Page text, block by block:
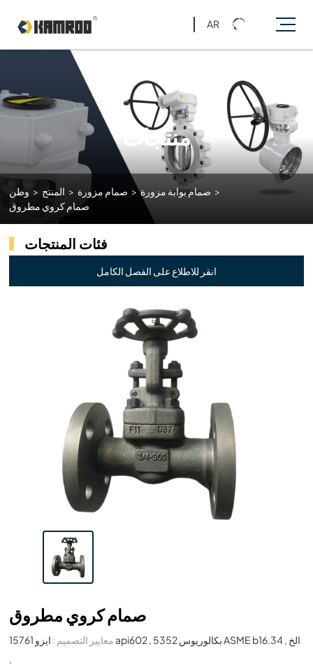
AR
منتجات
وطن > المنتج > صمام مزورة > صمام بوابة مزورة >
صمام كروي مطروق
فئات المنتجات
انقر للاطلاع على الفصل الكامل
صمام كروي مطروق
معايير التصميم :
ايزو 15761 api602 , بكالوريوس 5352 ASME b16.34 , الخ
.